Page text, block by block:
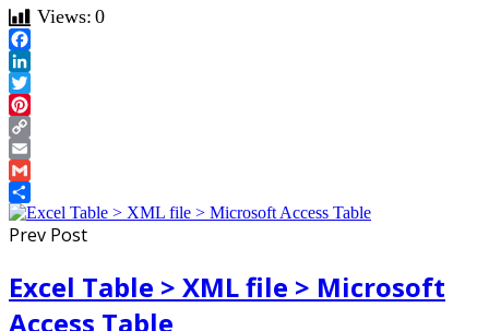
Views: 0
Facebook
LinkedIn
Twitter
Pinterest
Copy
Link
Email
Gmail
Share
Prev Post
Excel Table > XML file > Microsoft
Access Table